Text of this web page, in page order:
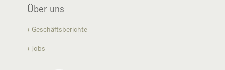
Über uns
Geschäftsberichte
Jobs